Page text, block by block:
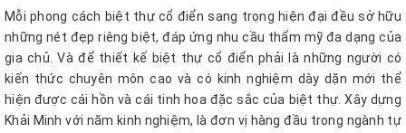
Mỗi phong cách biệt thự cổ điển sang trọng hiện đại đều sở hữu
những nét đẹp riêng biệt, đáp ứng nhu cầu thẩm mỹ đa dạng của
gia chủ. Và để thiết kế biệt thự cổ điển phải là những người có
kiến thức chuyên môn cao và có kinh nghiệm dày dặn mới thể
hiện được cái hồn và cái tinh hoa đặc sắc của biệt thự. Xây dựng
Khải Minh với năm kinh nghiệm, là đơn vị hàng đầu trong ngành tự